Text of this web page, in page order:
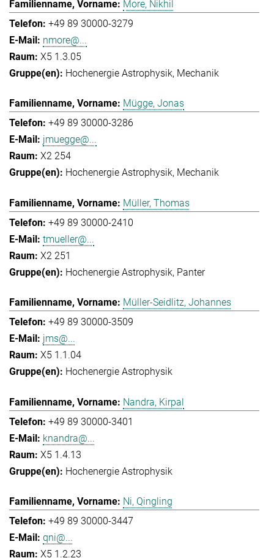
More, Nikhil
+49 89 30000-3279
nmore@...
X5 1.3.05
Hochenergie Astrophysik Mechanik
Mügge, Jonas
+49 89 30000-3286
jmuegge@...
X2 254
Hochenergie Astrophysik Mechanik
Müller, Thomas
+49 89 30000-2410
tmueller@...
X2 251
Hochenergie Astrophysik Panter
Müller-Seidlitz, Johannes
+49 89 30000-3509
jms@...
X5 1.1.04
Hochenergie Astrophysik
Nandra, Kirpal
+49 89 30000-3401
knandra@...
X5 1.4.13
Hochenergie Astrophysik
Ni, Qingling
+49 89 30000-3447
qni@...
X5 1.2.23